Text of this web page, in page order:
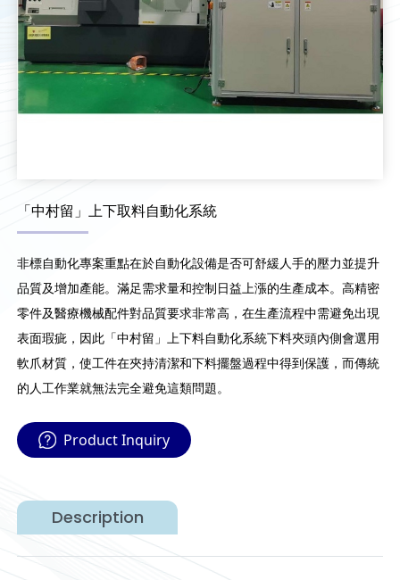
「中村留」上下取料自動化系統
非標自動化專案重點在於自動化設備是否可舒緩人手的壓力並提升
品質及增加產能。滿足需求量和控制日益上漲的生產成本。高精密
零件及醫療機械配件對品質要求非常高，在生產流程中需避免出現
表面瑕疵，因此「中村留」上下料自動化系統下料夾頭內側會選用
軟爪材質，使工件在夾持清潔和下料擺盤過程中得到保護，而傳統
的人工作業就無法完全避免這類問題。
Product Inquiry
Description